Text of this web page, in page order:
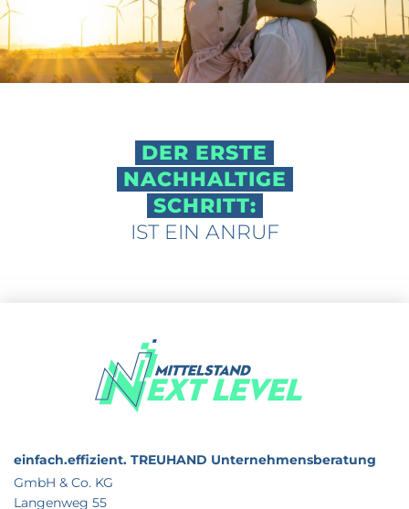
DER ERSTE
NACHHALTIGE
SCHRITT:
IST EIN ANRUF
einfach.effizient. TREUHAND Unternehmensberatung
GmbH & Co. KG
Langenweg 55